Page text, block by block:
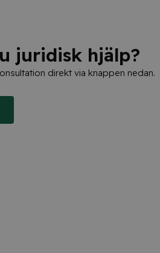
juridisk hjälp?
direkt via knappen nedan.